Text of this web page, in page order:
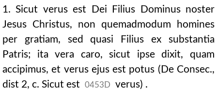
1. Sicut verus est Dei Filius Dominus noster
Jesus Christus, non quemadmodum homines
per gratiam, sed quasi Filius ex substantia
Patris; ita vera caro, sicut ipse dixit, quam
accipimus, et verus ejus est potus (De Consec.,
dist 2, c. Sicut est
0453D verus) .